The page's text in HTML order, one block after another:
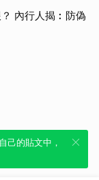
內行人揭︰防偽
過發布貼
己的貼文中，